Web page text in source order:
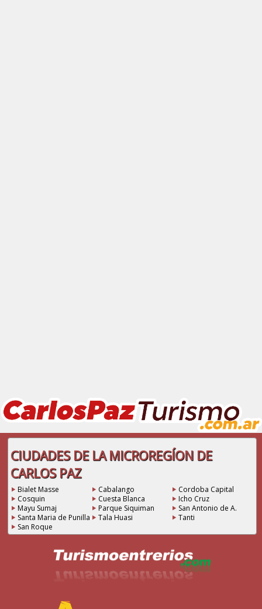
CIUDADES DE LA MICROREGÍON DE
CARLOS PAZ
Bialet Masse Cabalango
Cordoba Capital
Cosquin
Cuesta Blanca
Icho Cruz
Mayu Sumaj
Parque Siquiman
San Antonio de A.
Santa Maria de Punilla
Tala Huasi
Tanti
San Roque